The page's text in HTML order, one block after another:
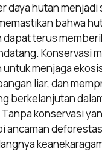
daya hutan menjadi
bahwa
terus
Konservasi
menjaga
liar, dan
berkelanjutan
konservasi
ancaman